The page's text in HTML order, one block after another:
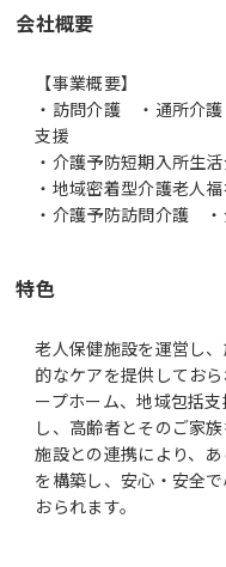
会社概要
【事業概要】
・訪問介護 ・通所介
支援
・介護予防短期入所生
・地域密着型介護老人
・介護予防訪問介護
特色
老人保健施設を運営し
的なケアを提供してお
ープホーム、地域包括
し、高齢者とそのご家
施設との連携により、
を構築し、安心・安全
おられます。